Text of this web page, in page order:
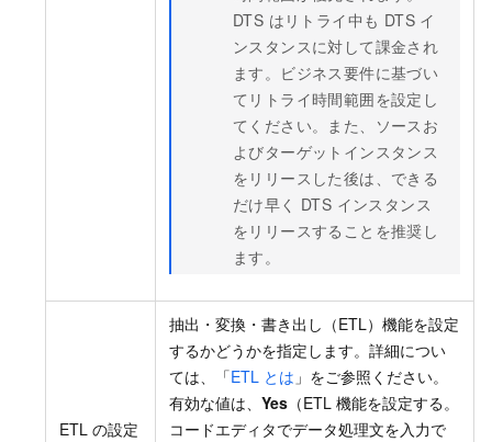
DTS はリトライ中も DTS イ
ンスタンスに対して課金され
ます。ビジネス要件に基づい
てリトライ時間範囲を設定し
てください。また、ソースお
よびターゲットインスタンス
をリリースした後は、できる
だけ早く DTS インスタンス
をリリースすることを推奨し
ます。
ETL の設定
抽出・変換・書き出し（ETL）機能を設定
するかどうかを指定します。詳細につい
ては、「ETL とは 」をご参照ください。
有効な値は、 Yes （ETL 機能を設定する。
コードエディタでデータ処理文を入力で